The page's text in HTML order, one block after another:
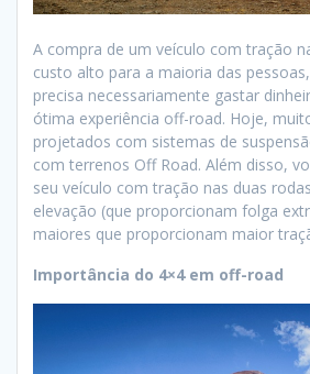
A compra de um veículo com tração
custo alto para a maioria das
precisa necessariamente gastar
ótima experiência off-road. Hoje,
projetados com sistemas de
com terrenos Off Road. Além disso,
seu veículo com tração nas duas
elevação (que proporcionam folga
maiores que proporcionam maior
Importância do 4×4 em off-road